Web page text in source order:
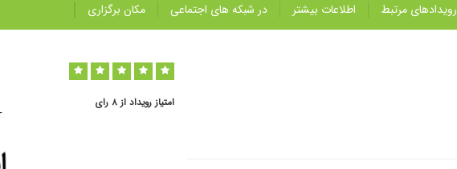
رویداد‌های مرتبط اطلاعات بیشتر در شبکه های اجتماعی مکان برگزاری
امتیاز رویداد از ٨ رای